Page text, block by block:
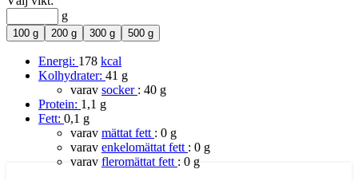
g
100 g 200 g 300 g 500 g
Energi: 178 kcal
Kolhydrater: 41 g
varav socker : 40 g
Protein: 1,1 g
Fett: 0,1 g
varav mättat fett : 0 g
varav enkelomättat fett : 0 g
varav fleromättat fett : 0 g